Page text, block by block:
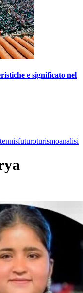
e significato nel
tennisfuturoturismoanalisi